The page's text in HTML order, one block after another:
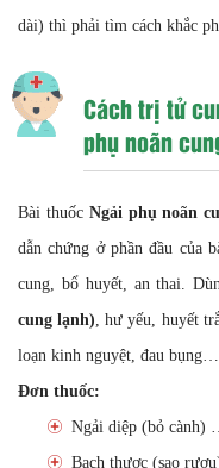
dài) thì phải tìm cách khắc
Cách trị tử
phụ noãn
Bài thuốcNgải phụ noãn
dẫn chứng ở phần đầu của
cung, bổ huyết, an thai.
cung lạnh) , hư yếu, huyết
loạn kinh nguyệt, đau bụng…
Đơn thuốc:
Ngải diệp (bỏ
Bạch thược (sao